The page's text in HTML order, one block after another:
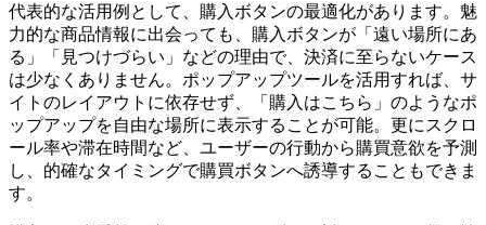
代表的な活用例として、購入ボタンの最適化があります。魅
力的な商品情報に出会っても、購入ボタンが「遠い場所にあ
る」「見つけづらい」などの理由で、決済に至らないケース
は少なくありません。ポップアップツールを活用すれば、サ
イトのレイアウトに依存せず、「購入はこちら」のようなポ
ップアップを自由な場所に表示することが可能。更にスクロ
ール率や滞在時間など、ユーザーの行動から購買意欲を予測
し、的確なタイミングで購買ボタンへ誘導することもできま
す。